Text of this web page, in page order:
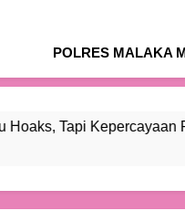
POLRES MALAKA
Publik